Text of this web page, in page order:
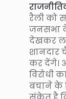
रैली को
जनसभा के
देखकर
शानदार
कर देंगे।
विरोधी
बचाने के